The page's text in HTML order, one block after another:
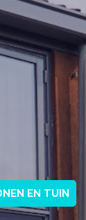
EN TUIN